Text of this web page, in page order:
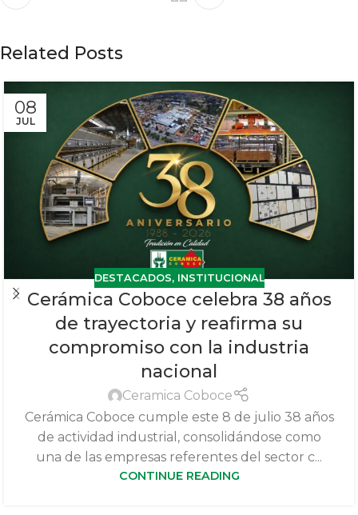
Related Posts
08
JUL
DESTACADOS, INSTITUCIONAL
Cerámica Coboce celebra 38 años
de trayectoria y reafirma su
compromiso con la industria
nacional
Ceramica Coboce
Cerámica Coboce cumple este 8 de julio 38 años
de actividad industrial, consolidándose como
una de las empresas referentes del sector c...
CONTINUE READING